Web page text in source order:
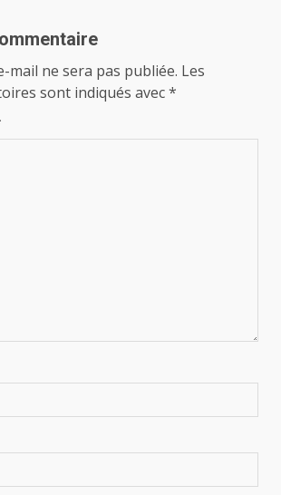
mail ne sera pas publiée. Les
sont indiqués avec*